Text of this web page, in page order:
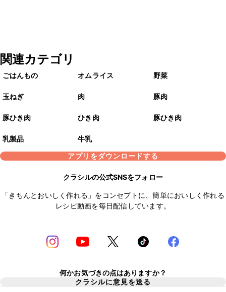
関連カテゴリ
ごはんもの オムライス 野菜
玉ねぎ 肉 豚肉
豚ひき肉 ひき肉 豚ひき肉
乳製品
牛乳
アプリをダウンロードする
クラシルの公式SNSをフォロー
「きちんとおいしく作れる」をコンセプトに、簡単においしく作れる
レシピ動画を毎日配信しています。
何かお気づきの点はありますか？
クラシルに意見を送る